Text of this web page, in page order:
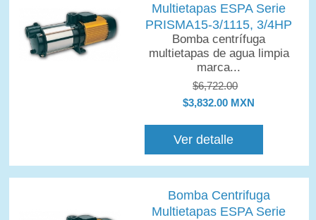
Multietapas ESPA Serie
PRISMA15-3/1115, 3/4HP
Bomba centrífuga
multietapas de agua limpia
marca...
$6,722.00
$3,832.00 MXN
Ver detalle
Bomba Centrifuga
Multietapas ESPA Serie